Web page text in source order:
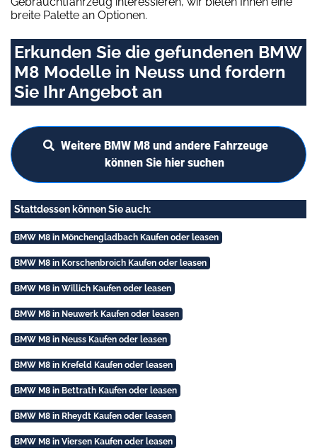
breite Palette an Optionen.
Erkunden Sie die gefundenen BMW
M8 Modelle in Neuss und fordern
Sie Ihr Angebot an
Weitere BMW M8 und andere Fahrzeuge
können Sie hier suchen
Stattdessen können Sie auch:
BMW M8 in Mönchengladbach Kaufen oder leasen
BMW M8 in Korschenbroich Kaufen oder leasen
BMW M8 in Willich Kaufen oder leasen
BMW M8 in Neuwerk Kaufen oder leasen
BMW M8 in Neuss Kaufen oder leasen
BMW M8 in Krefeld Kaufen oder leasen
BMW M8 in Bettrath Kaufen oder leasen
BMW M8 in Rheydt Kaufen oder leasen
BMW M8 in Viersen Kaufen oder leasen